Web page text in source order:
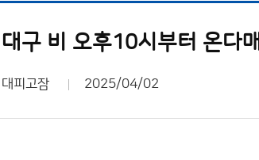
대구 비 오후10시부터 온다매
대피고잠 2025/04/02